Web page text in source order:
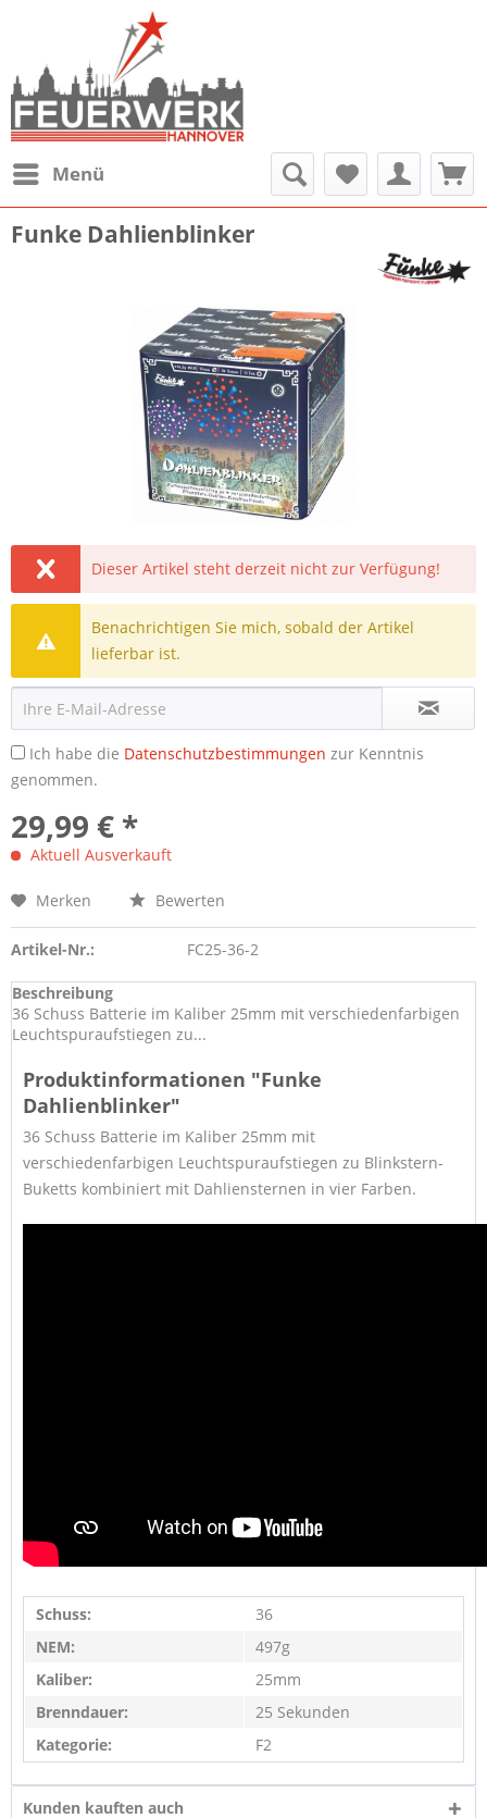
Menü
Funke Dahlienblinker
Dieser Artikel steht derzeit nicht zur Verfügung!
Benachrichtigen Sie mich, sobald der Artikel
lieferbar ist.
Ich habe die Datenschutzbestimmungen zur Kenntnis
genommen.
29,99 € *
Aktuell Ausverkauft
Merken Bewerten
Artikel-Nr.: FC25-36-2
Beschreibung
36 Schuss Batterie im Kaliber 25mm mit verschiedenfarbigen
Leuchtspuraufstiegen zu...
Produktinformationen "Funke
Dahlienblinker"
36 Schuss Batterie im Kaliber 25mm mit
verschiedenfarbigen Leuchtspuraufstiegen zu Blinkstern-
Buketts kombiniert mit Dahliensternen in vier Farben.
Schuss:
36
NEM:
497g
Kaliber:
25mm
Brenndauer:
25 Sekunden
Kategorie:
F2
Kunden kauften auch